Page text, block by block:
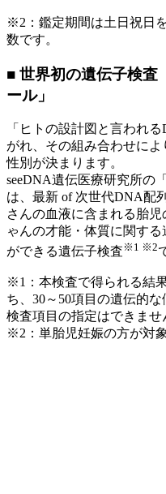
※2：鑑定期間は土日祝日
数です。
■ 世界初の遺伝子検査
ール」
「ヒトの設計図と言われ
がれ、その組み合わせに
性別が決まります。
seeDNA遺伝医療研究所の
は、最新 of 次世代DNA配
さんの血液に含まれる胎
ゃんの才能・体質に関す
ができる遺伝子検査 ※1 ※2
※1：本検査で得られる結
ち、30～50項目の遺伝的な
検査項目の指定はできませ
※2：単胎児妊娠の方が対